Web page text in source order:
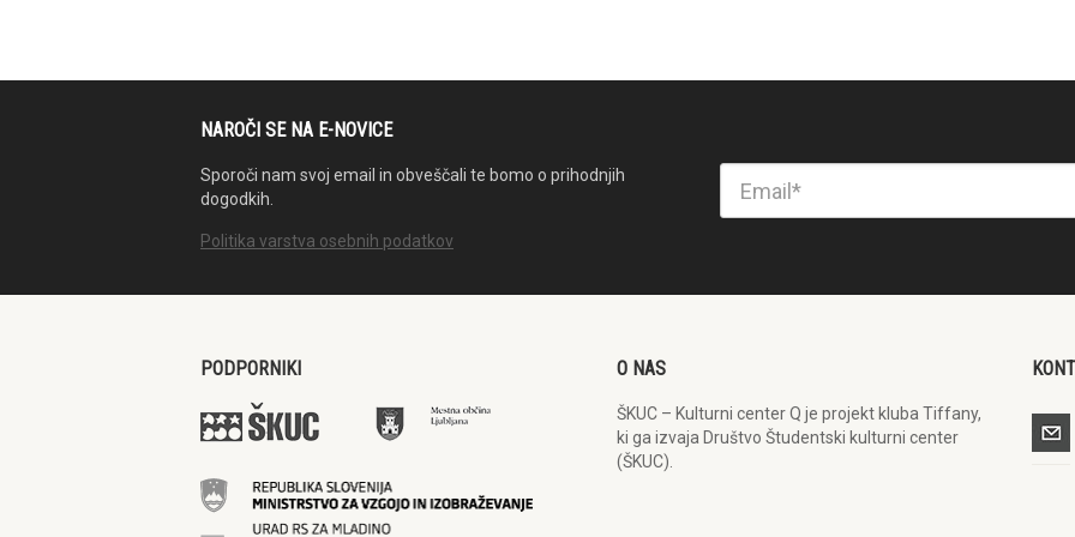
NAROČI SE NA E-NOVICE
Sporoči nam svoj email in obveščali te bomo o prihodnjih
dogodkih.
Politika varstva osebnih podatkov
PODPORNIKI O NAS
ŠKUC – Kulturni center Q je projekt kluba Tiffany,
ki ga izvaja Društvo Študentski kulturni center
(ŠKUC).